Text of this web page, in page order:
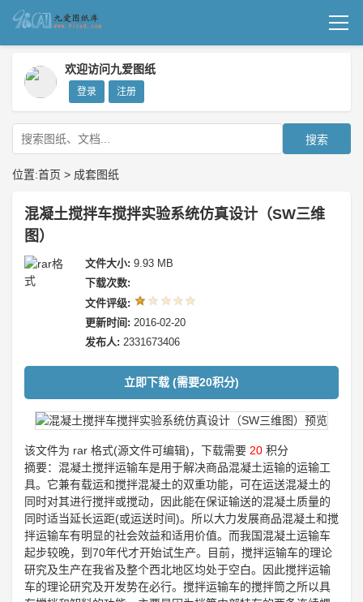
机械图纸
成套图纸
技术文档
我要上传
欢迎访问九爱图纸
登录 注册
搜索
位置:首页 > 成套图纸
混凝土搅拌车搅拌实验系统仿真设计（SW三维
图）
文件大小: 9.93 MB
下载次数:
文件评级:
更新时间: 2016-02-20
发布人: 2331673406
立即下载 (需要20积分)
该文件为 rar 格式(源文件可编辑)，下载需要 20 积分
摘要：混凝土搅拌运输车是用于解决商品混凝土运输的运输工
具。它兼有载运和搅拌混凝土的双重功能，可在运送混凝土的
同时对其进行搅拌或搅动，因此能在保证输送的混凝土质量的
同时适当延长运距(或运送时间)。所以大力发展商品混凝土和搅
拌运输车有明显的社会效益和适用价值。而我国混凝土运输车
起步较晚，到70年代才开始试生产。目前，搅拌运输车的理论
研究及生产在我省及整个西北地区均处于空白。因此搅拌运输
车的理论研究及开发势在必行。搅拌运输车的搅拌筒之所以具